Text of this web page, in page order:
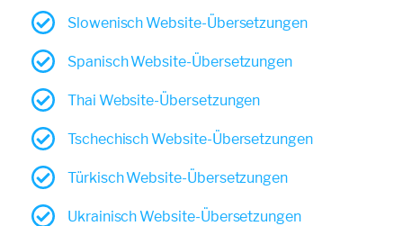
Slowenisch Website-Übersetzungen
Spanisch Website-Übersetzungen
Thai Website-Übersetzungen
Tschechisch Website-Übersetzungen
Türkisch Website-Übersetzungen
Ukrainisch Website-Übersetzungen